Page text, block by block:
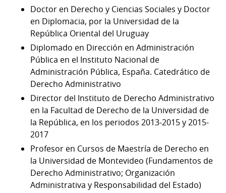
Doctor en Derecho y Ciencias Sociales y Doctor
en Diplomacia, por la Universidad de la
República Oriental del Uruguay
Diplomado en Dirección en Administración
Pública en el Instituto Nacional de
Administración Pública, España. Catedrático de
Derecho Administrativo
Director del Instituto de Derecho Administrativo
en la Facultad de Derecho de la Universidad de
la República, en los periodos 2013-2015 y 2015-
2017
Profesor en Cursos de Maestría de Derecho en
la Universidad de Montevideo (Fundamentos de
Derecho Administrativo; Organización
Administrativa y Responsabilidad del Estado)